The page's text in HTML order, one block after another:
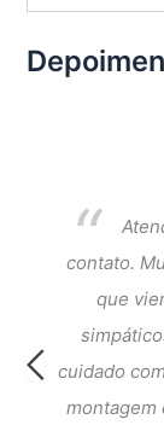
contato.
que
cuidado
montagem